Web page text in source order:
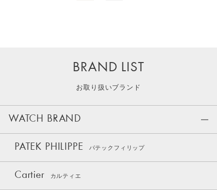
BRAND LIST
お取り扱いブランド
WATCH BRAND
PATEK PHILIPPE パテックフィリップ
Cartier カルティエ